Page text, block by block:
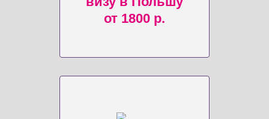
от 1800 р.